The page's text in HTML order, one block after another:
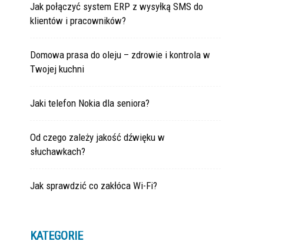
Jak połączyć system ERP z wysyłką SMS do
klientów i pracowników?
Domowa prasa do oleju – zdrowie i kontrola w
Twojej kuchni
Jaki telefon Nokia dla seniora?
Od czego zależy jakość dźwięku w
słuchawkach?
Jak sprawdzić co zakłóca Wi-Fi?
KATEGORIE